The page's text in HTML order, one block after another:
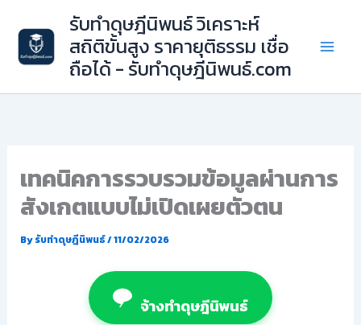
content
รับทำดุษฎีนิพนธ์ วิเคราะห์
สถิติขั้นสูง ราคายุติธรรม เชื่อ
ถือได้ - รับทำดุษฎีนิพนธ์.com
เทคนิคการรวบรวมข้อมูลผ่านการ
สังเกตแบบไม่เปิดเผยตัวตน
Byรับทำดุษฎีนิพนธ์/11/02/2026
จ้างทำดุษฎีนิพนธ์